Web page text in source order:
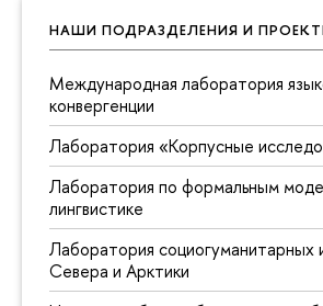
НАШИ ПОДРАЗДЕЛЕНИЯ И
Международная лаборатория
конвергенции
Лаборатория «Корпусные
Лаборатория по формальным
лингвистике
Лаборатория социогуманитарных
Севера и Арктики